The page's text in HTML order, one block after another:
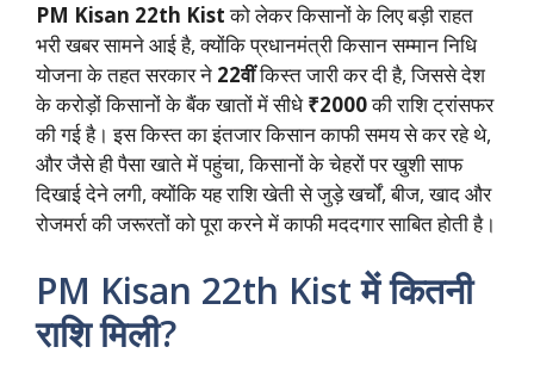
PM Kisan 22th Kistको लेकर किसानों के लिए बड़ी राहत
भरी खबर सामने आई है, क्योंकि प्रधानमंत्री किसान सम्मान निधि
योजना के तहत सरकार ने 22वींकिस्त जारी कर दी है, जिससे देश
के करोड़ों किसानों के बैंक खातों में सीधे₹2000की राशि ट्रांसफर
की गई है। इस किस्त का इंतजार किसान काफी समय से कर रहे थे,
और जैसे ही पैसा खाते में पहुंचा, किसानों के चेहरों पर खुशी साफ
दिखाई देने लगी, क्योंकि यह राशि खेती से जुड़े खर्चों, बीज, खाद और
रोजमर्रा की जरूरतों को पूरा करने में काफी मददगार साबित होती है।
PM Kisan 22th Kist में कितनी
राशि मिली?